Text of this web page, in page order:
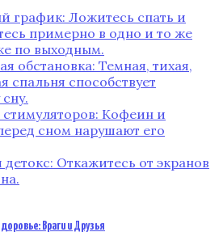
график: Ложитесь спать и
примерно в одно и то же
по выходным.
обстановка: Темная, тихая,
спальня способствует
стимуляторов: Кофеин и
сном нарушают его
Откажитесь от экранов
Враги и Друзья